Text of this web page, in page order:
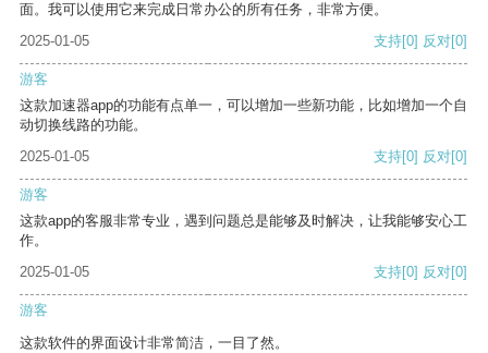
面。我可以使用它来完成日常办公的所有任务，非常方便。
2025-01-05
支持[0] 反对[0]
游客
这款加速器app的功能有点单一，可以增加一些新功能，比如增加一个自
动切换线路的功能。
2025-01-05
支持[0] 反对[0]
游客
这款app的客服非常专业，遇到问题总是能够及时解决，让我能够安心工
作。
2025-01-05
支持[0] 反对[0]
游客
这款软件的界面设计非常简洁，一目了然。